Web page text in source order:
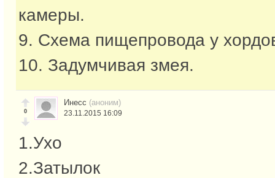
камеры.
9. Схема пищепровода у
10. Задумчивая змея.
0
Инесс (аноним)
23.11.2015 16:09
1.Ухо
2.Затылок